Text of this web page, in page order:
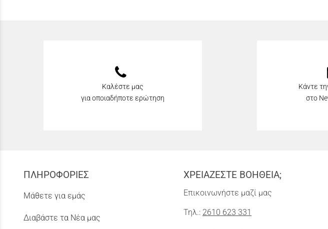
Καλέστε μας
για οποιαδήποτε ερώτηση
Κάντε
στο
ΠΛΗΡΟΦΟΡΙΕΣ
Μάθετε για εμάς
Διαβάστε τα Νέα μας
ΧΡΕΙΑΖΕΣΤΕ ΒΟΗΘΕΙΑ;
Επικοινωνήστε μαζί μας
Τηλ.: 2610 623 331